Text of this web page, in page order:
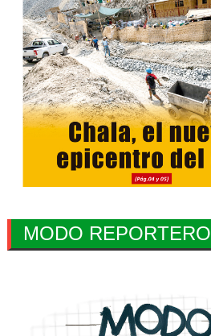
MODO REPORTERO